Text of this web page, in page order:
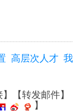
高层次人才
】【转发邮件】
】